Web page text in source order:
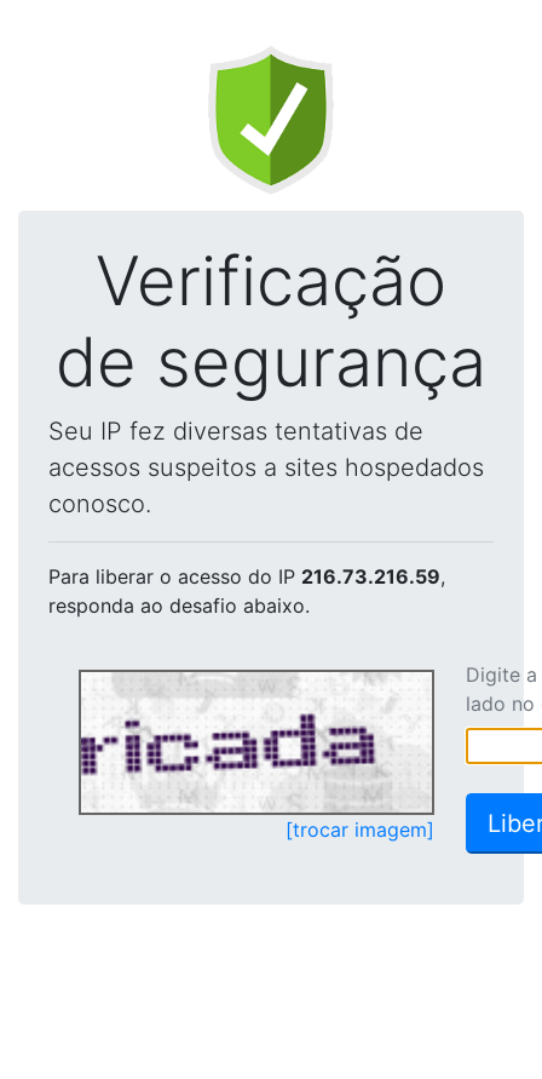
Verificação
de segurança
Seu IP fez diversas tentativas de
acessos suspeitos a sites hospedados
conosco.
Para liberar o acesso do IP 216.73.216.59,
responda ao desafio abaixo.
[trocar imagem]
Digite
lado no